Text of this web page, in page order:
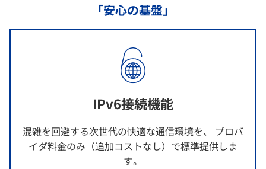
「安心の基盤」
IPv6接続機能
混雑を回避する次世代の快適な通信環境を、 プロバ
イダ料金のみ（追加コストなし）で標準提供しま
す。